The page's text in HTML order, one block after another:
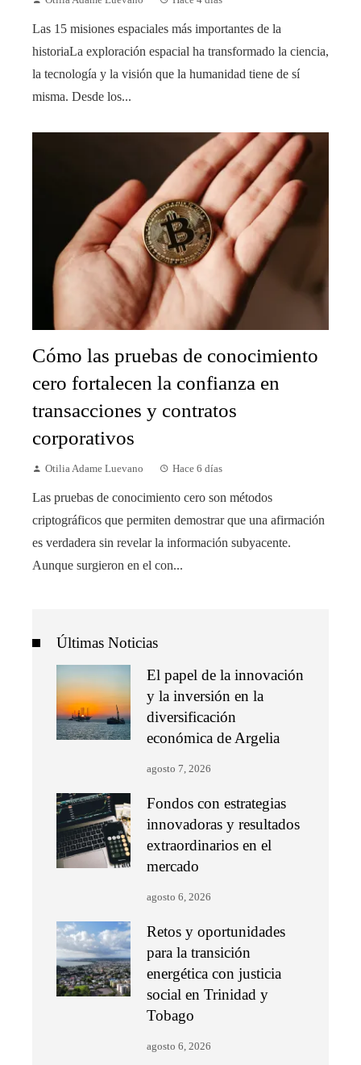
Las 15 misiones espaciales más importantes de la
historiaLa exploración espacial ha transformado la ciencia,
la tecnología y la visión que la humanidad tiene de sí
misma. Desde los...
Cómo las pruebas de conocimiento
cero fortalecen la confianza en
transacciones y contratos
corporativos
Otilia Adame Luevano Hace 6 días
Las pruebas de conocimiento cero son métodos
criptográficos que permiten demostrar que una afirmación
es verdadera sin revelar la información subyacente.
Aunque surgieron en el con...
Últimas Noticias
El papel de la innovación
y la inversión en la
diversificación
económica de Argelia
agosto 7, 2026
Fondos con estrategias
innovadoras y resultados
extraordinarios en el
mercado
agosto 6, 2026
Retos y oportunidades
para la transición
energética con justicia
social en Trinidad y
Tobago
agosto 6, 2026